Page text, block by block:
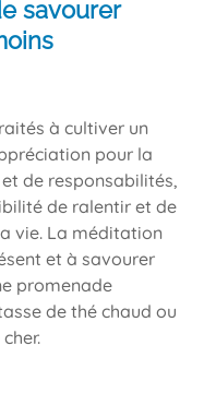
savourer
à cultiver un
pour la
de responsabilités,
de ralentir et de
vie. La méditation
et à savourer
promenade
de thé chaud ou